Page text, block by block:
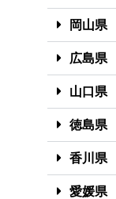
岡山県
広島県
山口県
徳島県
香川県
愛媛県